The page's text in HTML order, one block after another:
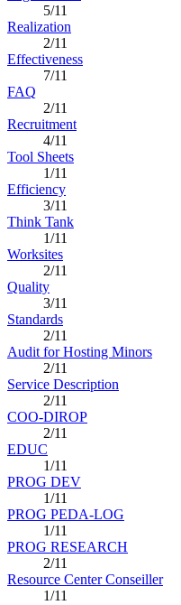
5/11
Realization
2/11
Effectiveness
7/11
FAQ
2/11
Recruitment
4/11
Tool Sheets
1/11
Efficiency
3/11
Think Tank
1/11
Worksites
2/11
Quality
3/11
Standards
2/11
Audit for Hosting Minors
2/11
Service Description
2/11
COO-DIROP
2/11
EDUC
1/11
PROG DEV
1/11
PROG PEDA-LOG
1/11
PROG RESEARCH
2/11
Resource Center Conseiller
1/11